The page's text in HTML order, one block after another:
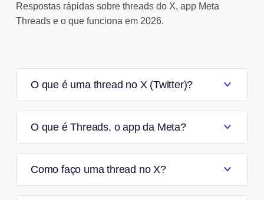
Respostas rápidas sobre threads do X, app Meta
Threads e o que funciona em 2026.
O que é uma thread no X (Twitter)?
O que é Threads, o app da Meta?
Como faço uma thread no X?